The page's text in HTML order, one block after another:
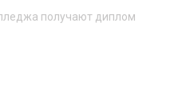
получают диплом